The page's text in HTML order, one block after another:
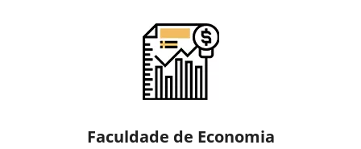
Faculdade de Economia